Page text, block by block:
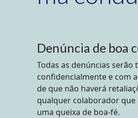
Denúncia de boa
Todas as denúncias serão
confidencialmente e com
de que não haverá
qualquer colaborador que
uma queixa de boa-fé.